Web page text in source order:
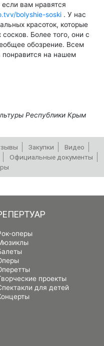
вам нравятся
bolyshie-soski . У нас
красоток, которые
Более того, они с
обозрение. Всем
на нашем
Республики Крым
Закупки
Видео
Официальные документы
оперы
проекты
для детей